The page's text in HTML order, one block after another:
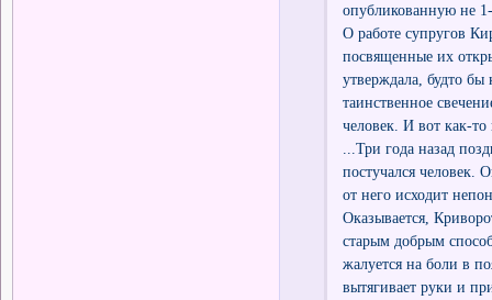
опубликованную не
О работе супругов
посвященные их
утверждала, будто бы
таинственное
человек. И вот как-
...Три года назад
постучался человек.
от него исходит
Оказывается,
старым добрым
жалуется на боли в
вытягивает руки и